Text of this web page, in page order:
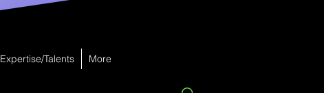
Expertise/Talents More